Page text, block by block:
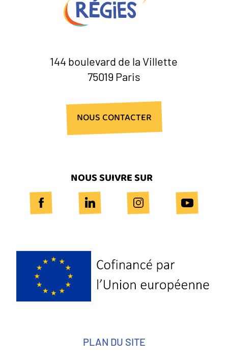
NOUS CONTACTER
144 boulevard de la Villette
75019 Paris
NOUS SUIVRE SUR
Logo
Europe
PLAN DU SITE